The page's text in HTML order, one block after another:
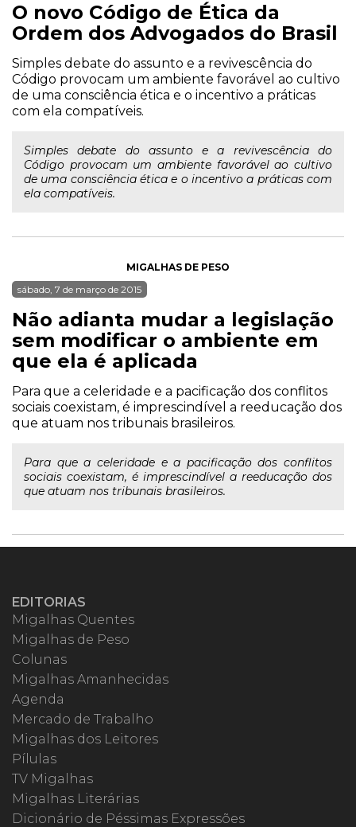
O novo Código de Ética da
Ordem dos Advogados do Brasil
Simples debate do assunto e a revivescência do
Código provocam um ambiente favorável ao cultivo
de uma consciência ética e o incentivo a práticas
com ela compatíveis.
Simples debate do assunto e a revivescência do
Código provocam um ambiente favorável ao cultivo
de uma consciência ética e o incentivo a práticas com
ela compatíveis.
MIGALHAS DE PESO
sábado, 7 de março de 2015
Não adianta mudar a legislação
sem modificar o ambiente em
que ela é aplicada
Para que a celeridade e a pacificação dos conflitos
sociais coexistam, é imprescindível a reeducação dos
que atuam nos tribunais brasileiros.
Para que a celeridade e a pacificação dos conflitos
sociais coexistam, é imprescindível a reeducação dos
que atuam nos tribunais brasileiros.
EDITORIAS
Migalhas Quentes
Migalhas de Peso
Colunas
Migalhas Amanhecidas
Agenda
Mercado de Trabalho
Migalhas dos Leitores
Pílulas
TV Migalhas
Migalhas Literárias
Dicionário de Péssimas Expressões